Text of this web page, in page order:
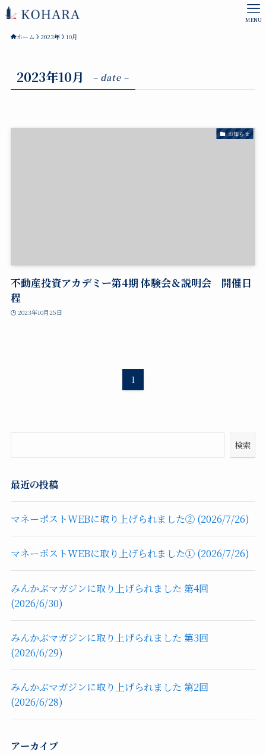
MENU
ホーム 2023年 10月
2023年10月 – date –
お知らせ
不動産投資アカデミー第4期 体験会＆説明会 開催日
程
2023年10月25日
1
検索
最近の投稿
マネーポストWEBに取り上げられました② (2026/7/26)
マネーポストWEBに取り上げられました① (2026/7/26)
みんかぶマガジンに取り上げられました 第4回
(2026/6/30)
みんかぶマガジンに取り上げられました 第3回
(2026/6/29)
みんかぶマガジンに取り上げられました 第2回
(2026/6/28)
アーカイブ